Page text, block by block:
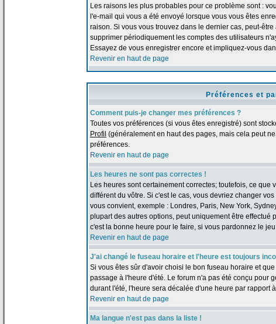
Les raisons les plus probables pour ce problème sont :
l'e-mail qui vous a été envoyé lorsque vous vous êtes
raison. Si vous vous trouvez dans le dernier cas, peut-
supprimer périodiquement les comptes des utilisateurs
Essayez de vous enregistrer encore et impliquez-vous
Revenir en haut de page
Préférences et
Comment puis-je changer mes préférences ?
Toutes vos préférences (si vous êtes enregistré) sont
Profil (généralement en haut des pages, mais cela peut
préférences.
Revenir en haut de page
Les heures ne sont pas correctes !
Les heures sont certainement correctes; toutefois, ce
différent du vôtre. Si c'est le cas, vous devriez changer
vous convient, exemple : Londres, Paris, New York,
plupart des autres options, peut uniquement être
c'est la bonne heure pour le faire, si vous pardonnez le
Revenir en haut de page
J'ai changé le fuseau horaire et l'heure est toujours
Si vous êtes sûr d'avoir choisi le bon fuseau horaire et
passage à l'heure d'été. Le forum n'a pas été conçu pour
durant l'été, l'heure sera décalée d'une heure par rapport
Revenir en haut de page
Ma langue n'est pas dans la liste !